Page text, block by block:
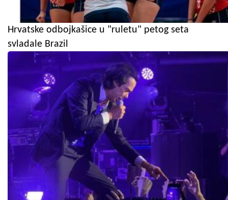
Hrvatske odbojkašice u "ruletu" petog seta
svladale Brazil